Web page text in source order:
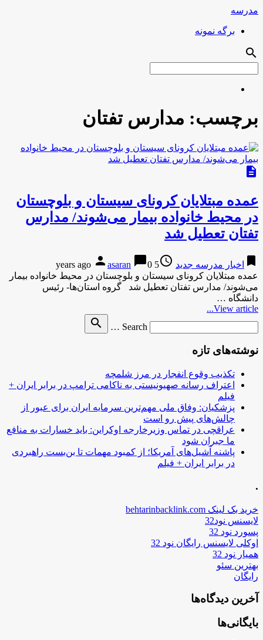
مدرسه
برگه نمونه
search
برچسب: مدارس تفتان
description
عمده مبتلایان کرونای سیستان و بلوچستان
در محیط خانواده بیمار می‌شوند/ مدارس
تفتان تعطیل شد
bookmark اخبار مدرسه جدید access_time
5 years ago
person asaran chat_bubble0
عمده مبتلایان کرونای سیستان و بلوچستان در محیط خانواده بیمار
می‌شوند/ مدارس تفتان تعطیل شد گروه استان‌ها- رئیس
دانشگاه …
View article...
Search …
search
نوشته‌های تازه
تکذیب وقوع انفجار در مرز شلمچه
اعتراف رسانه صهیونیستی به ناکامی ترامپ در برابر ایران +
فیلم
پزشکیان: وفاق ملی مهم‌ترین سرمایه ایران برای عبور از
چالش‌های پیش رو است
عراقچی در تماس وزیرخارجه اوکراین: باید خسارات به منافع
ما جبران شود
پاشنه آشیل‌های آمریکا؛ از کمبود مهمات تا بن‌بست راهبردی
در برابر ایران + فیلم
.
خرید بک لینک behtarinbacklink.com
لایسنس نود32
پسورد نود 32
اوکلی لایسنس رایگان نود 32
همیار نود 32
بهترین سئو
رایگان
آخرین دیدگاه‌ها
بایگانی‌ها